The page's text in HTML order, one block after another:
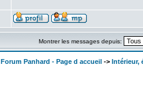
Montrer les messages depuis:
Forum Panhard - Page d accueil -> Intérieur,